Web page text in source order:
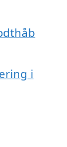
i